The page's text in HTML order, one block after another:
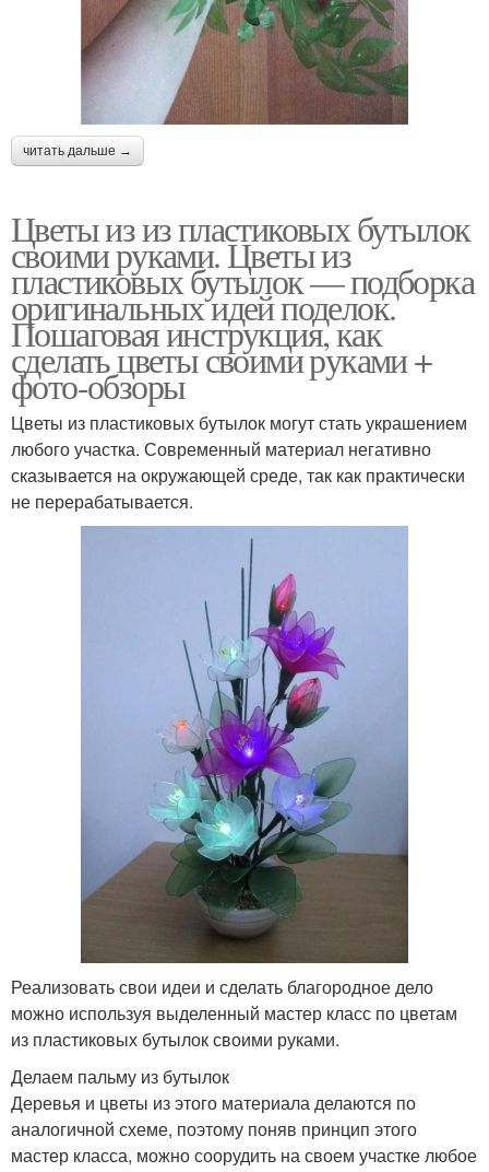
читать дальше →
Цветы из из пластиковых бутылок
своими руками. Цветы из
пластиковых бутылок — подборка
оригинальных идей поделок.
Пошаговая инструкция, как
сделать цветы своими руками +
фото-обзоры
Цветы из пластиковых бутылок могут стать украшением
любого участка. Современный материал негативно
сказывается на окружающей среде, так как практически
не перерабатывается.
Реализовать свои идеи и сделать благородное дело
можно используя выделенный мастер класс по цветам
из пластиковых бутылок своими руками.
Делаем пальму из бутылок
Деревья и цветы из этого материала делаются по
аналогичной схеме, поэтому поняв принцип этого
мастер класса, можно соорудить на своем участке любое